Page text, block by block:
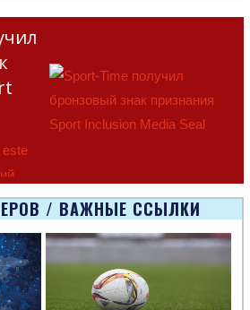
/ ВАЖНЫЕ ССЫЛКИ